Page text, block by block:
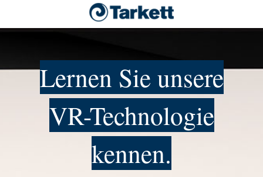
Lernen Sie unsere
VR-Technologie
kennen.